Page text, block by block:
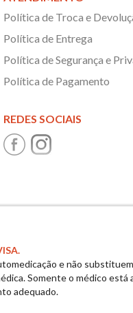
Política de Troca e
Política de Entrega
Política de Segurança e
Política de Pagamento
REDES SOCIAIS
e não
Somente o médico está
adequado.